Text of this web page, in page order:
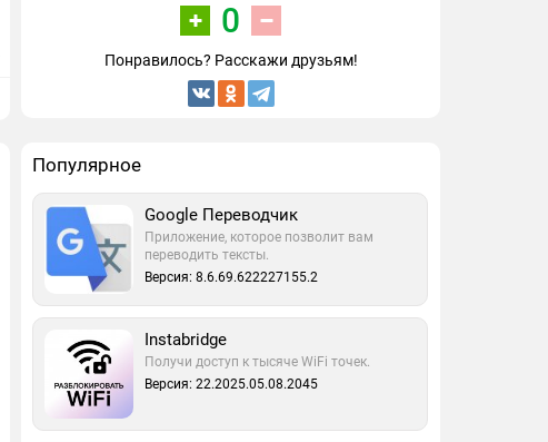
0
Понравилось? Расскажи друзьям!
Популярное
Google Переводчик
Приложение, которое позволит вам
переводить тексты.
Версия: 8.6.69.622227155.2
Instabridge
Получи доступ к тысяче WiFi точек.
Версия: 22.2025.05.08.2045